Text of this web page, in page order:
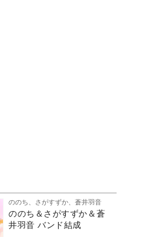
ののち、さがすずか、蒼井羽音
ののち＆さがすずか＆蒼
井羽音 バンド結成